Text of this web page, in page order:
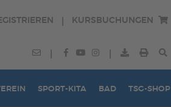
KURSBUCHUNGEN
SPORT-KITA BAD TSG-SHOP